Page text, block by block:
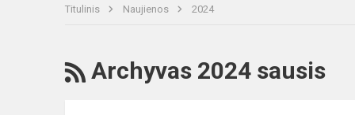
Titulinis Naujienos 2024
RSS
Archyvas 2024 sausis